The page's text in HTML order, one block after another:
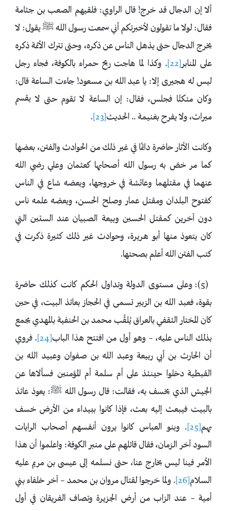
ألا إن ‌الدجال قد خرج! قال الراوي: فلقيهم الصعب بن جثامة
فقال: لولا ما تقولون لأخبرتكم أني سمعت رسول الله ﷺ يقول: لا
يخرج ‌الدجال حتى يذهل الناس عن ذكره، وحتى تترك الأئمة ذكره
على ‌المنابر[22]
. وكذا لما هاجت ‌ريح ‌حمراء بالكوفة، فجاء رجل
ليس له هجيرى إلا: يا عبد الله بن مسعود! جاءت الساعة قال:
وكان متكئًا فجلس، فقال: إن الساعة لا تقوم حتى لا يقسم
ميراث، ولا يفرح بغنيمة .. الحديث[23]
.
وكانت الأثار حاضرة دائمًا في غير ذلك من الحوادث والفتن، بعضها
كما مر خصّ به رسول الله أصحابها كعثمان وعلي رضي الله
عنهما في مقتلهما وعائشة في خروجها، وبعضه شاع في الناس
كفتوح البلدان ومقتل عمار وصلح الحسن، وبعضه علمه ناس
دون آخرين كمقتل الحسين وبيعة الصبيان عند الستين التي
كان يتعوذ منها أبو هريرة، وحوادث غير ذلك كثيرة ذكرت في
كتب الفتن الله أعلم بصحتها.
(5): وعلى مستوى الدولة وتداول الحكم كانت كذلك حاضرة
بقوة، فعبد الله بن الزبير تسمى في الحجاز بعائذ البيت، في حين
كان المختار الثقفي بالعراق يُلقِّب محمد بن الحنفية بالمهدي يجمع
بذلك الناس عليه، – وهو أول من افتتح هذا الباب[24]
. فروي
أن الحارث بن أبي ربيعة وعبد الله بن صفوان وعبيد الله بن
القبطية دخلوا حينئذ على أم سلمة أم المؤمنين فسألاها عن
الجيش الذي يخسف به، فقالت: قال رسول الله ﷺ: يعوذ ‌عائذ
‌بالبيت فيبعث إليه بعث، فإذا كانوا ببيداء من الأرض خسف
بهم[25]
. وبنو العباس كانوا يرون أنفسهم أصحاب الرايات
السود آخر الزمان، فقال قائلهم على منبر الكوفة: واعلموا أن هذا
الأمر فينا ليس بخارج عنا، حتى نسلمه إلى ‌عيسى بن مريم عليه
السلام[26]
. ولما خرجوا لقتال مروان بن محمد – آخر خلفاء بني
أمية – عند الزاب من أرض الجزيرة وتصاف الفريقان في أول